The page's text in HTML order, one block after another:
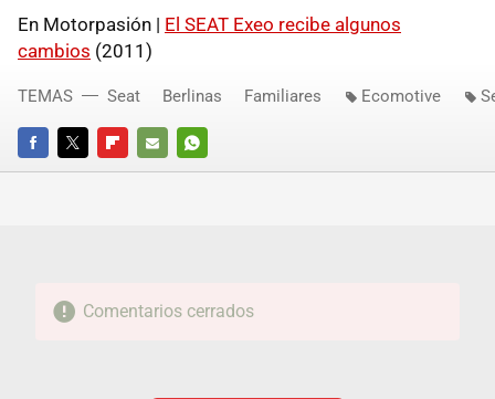
En Motorpasión | El SEAT Exeo recibe algunos
cambios (2011)
FACEBOOKTWITTERFLIPBOARD
E-
WHATSAPP
TEMAS Seat Berlinas Familiares Ecomotive
Comentarios cerrados